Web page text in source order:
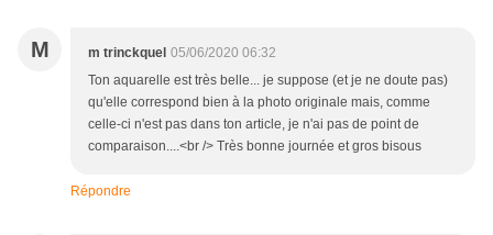
M m trinckquel 05/06/2020 06:32
Ton aquarelle est très belle... je suppose (et je ne doute pas)
qu'elle correspond bien à la photo originale mais, comme
celle-ci n'est pas dans ton article, je n'ai pas de point de
comparaison....<br /> Très bonne journée et gros bisous
Répondre